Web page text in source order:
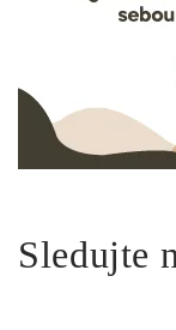
Sledujte